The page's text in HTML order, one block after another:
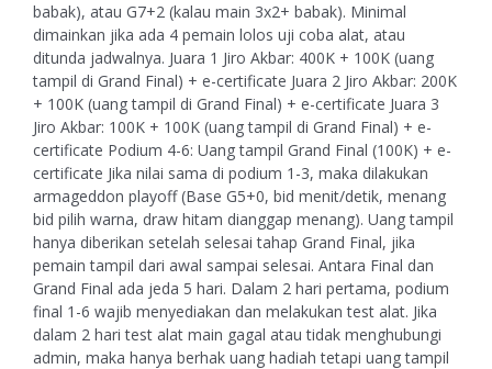
babak), atau G7+2 (kalau main 3x2+ babak). Minimal
dimainkan jika ada 4 pemain lolos uji coba alat, atau
ditunda jadwalnya. Juara 1 Jiro Akbar: 400K + 100K (uang
tampil di Grand Final) + e-certificate Juara 2 Jiro Akbar: 200K
+ 100K (uang tampil di Grand Final) + e-certificate Juara 3
Jiro Akbar: 100K + 100K (uang tampil di Grand Final) + e-
certificate Podium 4-6: Uang tampil Grand Final (100K) + e-
certificate Jika nilai sama di podium 1-3, maka dilakukan
armageddon playoff (Base G5+0, bid menit/detik, menang
bid pilih warna, draw hitam dianggap menang). Uang tampil
hanya diberikan setelah selesai tahap Grand Final, jika
pemain tampil dari awal sampai selesai. Antara Final dan
Grand Final ada jeda 5 hari. Dalam 2 hari pertama, podium
final 1-6 wajib menyediakan dan melakukan test alat. Jika
dalam 2 hari test alat main gagal atau tidak menghubungi
admin, maka hanya berhak uang hadiah tetapi uang tampil